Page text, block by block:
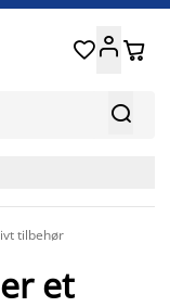

 
tilbehør
et